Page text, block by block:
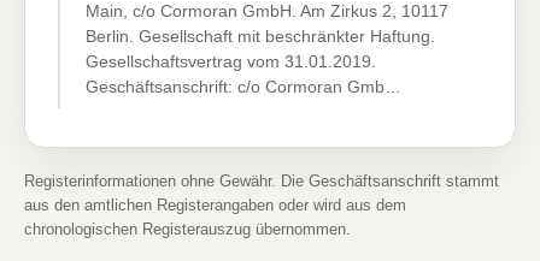
Main, c/o Cormoran GmbH. Am Zirkus 2, 10117
Berlin. Gesellschaft mit beschränkter Haftung.
Gesellschaftsvertrag vom 31.01.2019.
Geschäftsanschrift: c/o Cormoran Gmb…
Registerinformationen ohne Gewähr. Die Geschäftsanschrift stammt
aus den amtlichen Registerangaben oder wird aus dem
chronologischen Registerauszug übernommen.